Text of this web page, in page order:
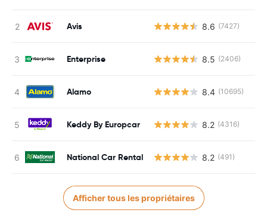
Avis 8.6 (7427)
Enterprise 8.5 (2406)
Alamo 8.4 (10695)
Keddy By Europcar 8.2 (4316)
National Car Rental 8.2 (491)
Afficher tous les propriétaires